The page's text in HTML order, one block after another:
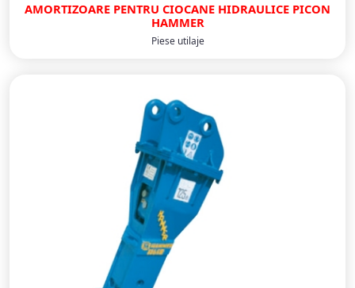
AMORTIZOARE PENTRU CIOCANE HIDRAULICE PICON
HAMMER
Piese utilaje